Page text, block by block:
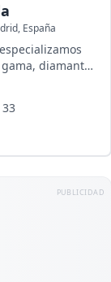
España
diamantes
la
transacción.
y
PUBLICIDAD